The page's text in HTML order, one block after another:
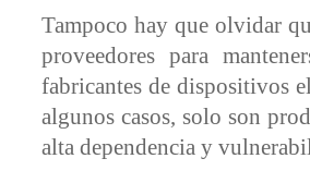
Tampoco hay que olvidar
proveedores para
fabricantes de dispositivos
algunos casos, solo son
alta dependencia y